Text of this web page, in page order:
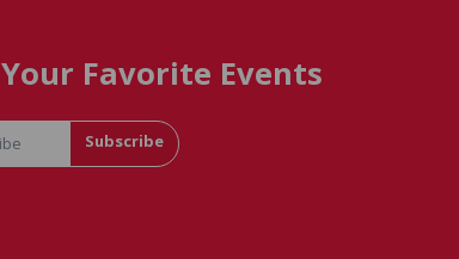
Favorite Events
Subscribe